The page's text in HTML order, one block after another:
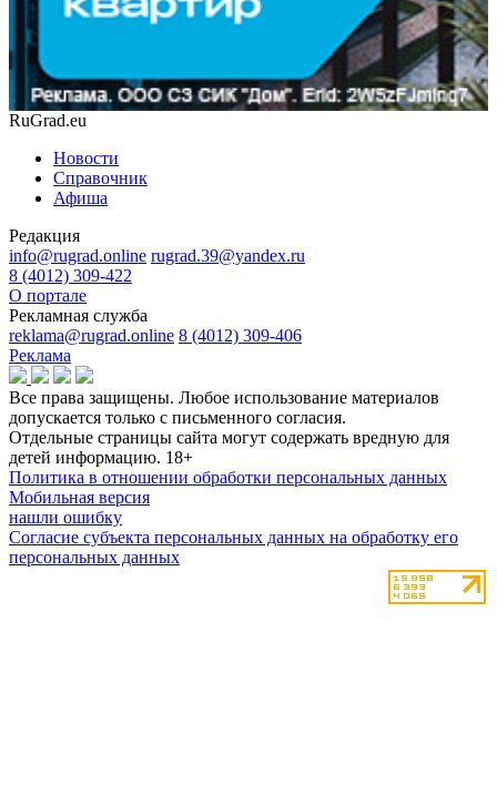
RuGrad.eu
Новости
Справочник
Афиша
Редакция
info@rugrad.online rugrad.39@yandex.ru
8 (4012) 309-422
О портале
Рекламная служба
reklama@rugrad.online 8 (4012) 309-406
Реклама
Все права защищены. Любое использование материалов
допускается только с письменного согласия.
Отдельные страницы сайта могут содержать вредную для
детей информацию. 18+
Политика в отношении обработки персональных данных
Мобильная версия
нашли ошибку
Согласие субъекта персональных данных на обработку его
персональных данных